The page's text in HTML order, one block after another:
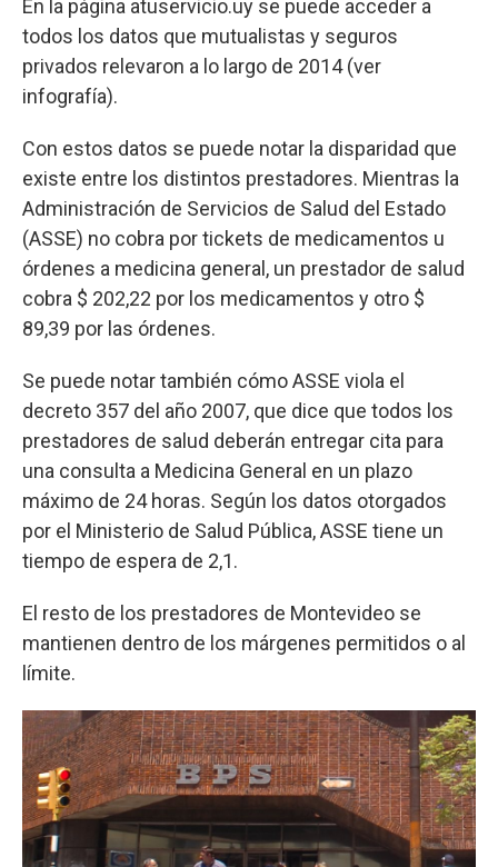
En la página atuservicio.uy se puede acceder a
todos los datos que mutualistas y seguros
privados relevaron a lo largo de 2014 (ver
infografía).
Con estos datos se puede notar la disparidad que
existe entre los distintos prestadores. Mientras la
Administración de Servicios de Salud del Estado
(ASSE) no cobra por tickets de medicamentos u
órdenes a medicina general, un prestador de salud
cobra $ 202,22 por los medicamentos y otro $
89,39 por las órdenes.
Se puede notar también cómo ASSE viola el
decreto 357 del año 2007, que dice que todos los
prestadores de salud deberán entregar cita para
una consulta a Medicina General en un plazo
máximo de 24 horas. Según los datos otorgados
por el Ministerio de Salud Pública, ASSE tiene un
tiempo de espera de 2,1.
El resto de los prestadores de Montevideo se
mantienen dentro de los márgenes permitidos o al
límite.